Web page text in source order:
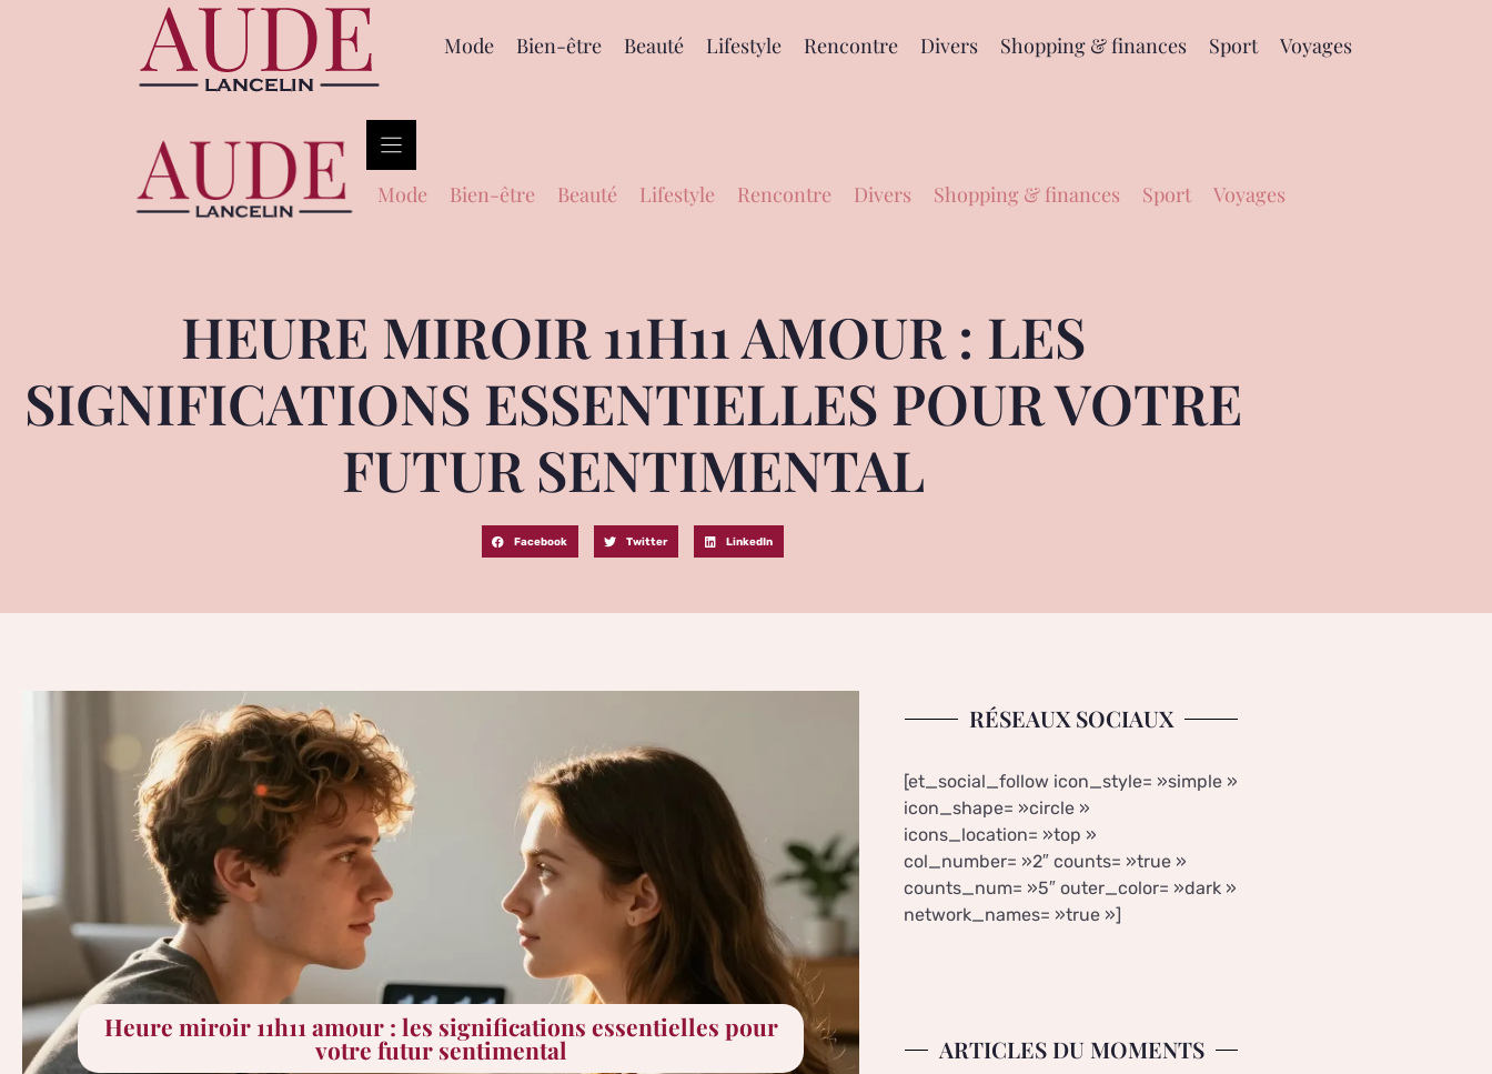
Mode Bien-être Beauté Lifestyle Rencontre Divers Shopping & finances Sport Voyages
Mode Bien-être Beauté Lifestyle Rencontre Divers Shopping & finances Sport Voyages
HEURE MIROIR 11H11 AMOUR : LES
SIGNIFICATIONS ESSENTIELLES POUR VOTRE
FUTUR SENTIMENTAL
Facebook Twitter LinkedIn
Heure miroir 11h11 amour : les significations essentielles pour
votre futur sentimental
RÉSEAUX SOCIAUX
[et_social_follow icon_style= »simple »
icon_shape= »circle »
icons_location= »top »
col_number= »2″ counts= »true »
counts_num= »5″ outer_color= »dark »
network_names= »true »]
ARTICLES DU MOMENTS